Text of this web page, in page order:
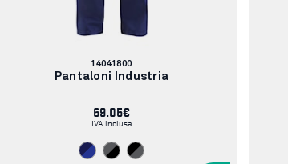
Codice
articolo:
14041800
Pantaloni Industria
69.05€
IVA inclusa